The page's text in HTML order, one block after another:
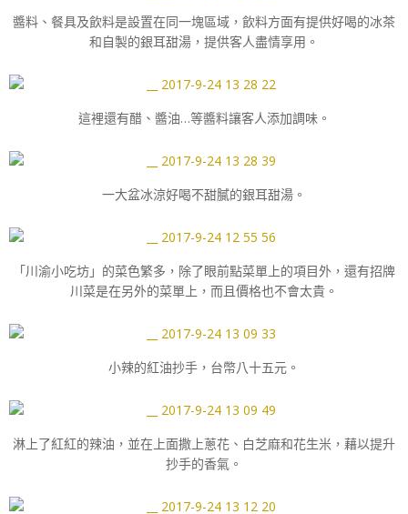
醬料、餐具及飲料是設置在同一塊區域，飲料方面有提供好喝的冰茶
和自製的銀耳甜湯，提供客人盡情享用。
這裡還有醋、醬油…等醬料讓客人添加調味。
一大盆冰涼好喝不甜膩的銀耳甜湯。
「川渝小吃坊」的菜色繁多，除了眼前點菜單上的項目外，還有招牌
川菜是在另外的菜單上，而且價格也不會太貴。
小辣的紅油抄手，台幣八十五元。
淋上了紅紅的辣油，並在上面撒上蔥花、白芝麻和花生米，藉以提升
抄手的香氣。